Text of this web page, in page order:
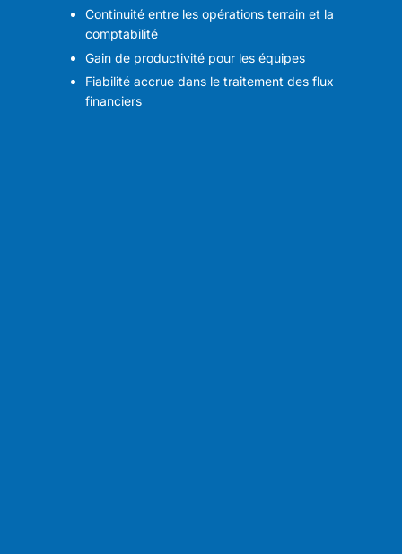
Continuité entre les opérations terrain et la
comptabilité
Gain de productivité pour les équipes
Fiabilité accrue dans le traitement des flux
financiers